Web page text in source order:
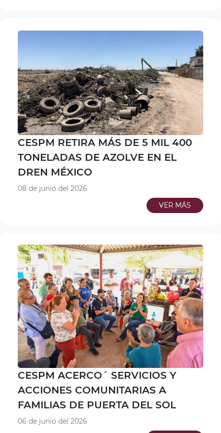
CESPM RETIRA MÁS DE 5 MIL 400
TONELADAS DE AZOLVE EN EL
DREN MÉXICO
08 de junio del 2026
VER MÁS
CESPM ACERCO´ SERVICIOS Y
ACCIONES COMUNITARIAS A
FAMILIAS DE PUERTA DEL SOL
06 de junio del 2026